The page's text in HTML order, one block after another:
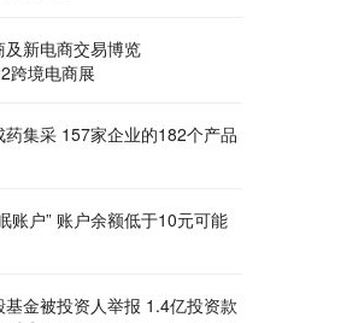
新电商交易博览
跨境电商展
药集采 157家企业的182个产品
账户” 账户余额低于10元可能
金被投资人举报 1.4亿投资款